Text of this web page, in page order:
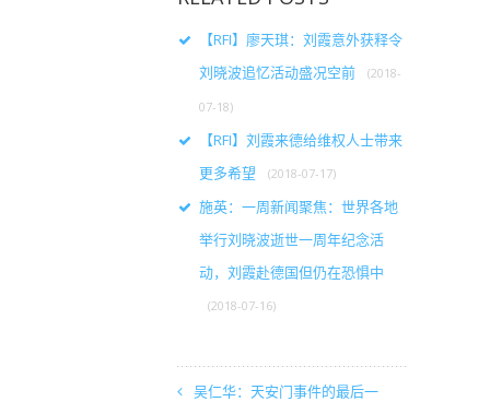
【RFI】廖天琪：刘霞意外获释令
刘晓波追忆活动盛况空前
(2018-
07-18)
【RFI】刘霞来德给维权人士带来
更多希望
(2018-07-17)
施英：一周新闻聚焦：世界各地
举行刘晓波逝世一周年纪念活
动，刘霞赴德国但仍在恐惧中
(2018-07-16)
吴仁华：天安门事件的最后一